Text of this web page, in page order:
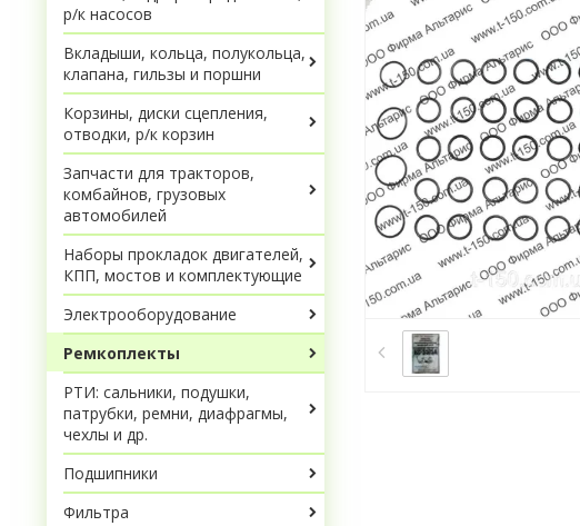
р/к насосов
Вкладыши, кольца, полукольца,
клапана, гильзы и поршни
Корзины, диски сцепления,
отводки, р/к корзин
Запчасти для тракторов,
комбайнов, грузовых
автомобилей
Наборы прокладок двигателей,
КПП, мостов и комплектующие
Электрооборудование
Ремкоплекты
РТИ: сальники, подушки,
патрубки, ремни, диафрагмы,
чехлы и др.
Подшипники
Фильтра